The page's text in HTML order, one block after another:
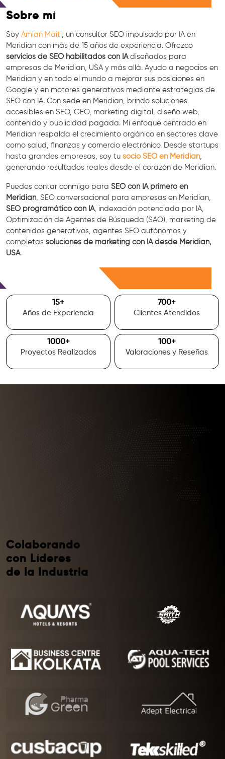
Sobre mí
Soy Amlan Maiti , un consultor SEO impulsado por IA en
Meridian con más de 15 años de experiencia. Ofrezco
servicios de SEO habilitados con IAdiseñados para
empresas de Meridian, USA y más allá. Ayudo a negocios en
Meridian y en todo el mundo a mejorar sus posiciones en
Google y en motores generativos mediante estrategias de
SEO con IA. Con sede en Meridian, brindo soluciones
accesibles en SEO, GEO, marketing digital, diseño web,
contenido y publicidad pagada. Mi enfoque centrado en
Meridian respalda el crecimiento orgánico en sectores clave
como salud, finanzas y comercio electrónico. Desde startups
hasta grandes empresas, soy tu socio SEO en Meridian,
generando resultados reales desde el corazón de Meridian.
Puedes contar conmigo para SEO con IA primero en
Meridian, SEO conversacional para empresas en Meridian,
SEO programático con IA, indexación potenciada por IA,
Optimización de Agentes de Búsqueda (SAO), marketing de
contenidos generativos, agentes SEO autónomos y
completas soluciones de marketing con IA desde Meridian,
USA.
15+
Años de Experiencia
700+
Clientes Atendidos
1000+
Proyectos Realizados
100+
Valoraciones y Reseñas
Colaborando
con Líderes
de la Industria